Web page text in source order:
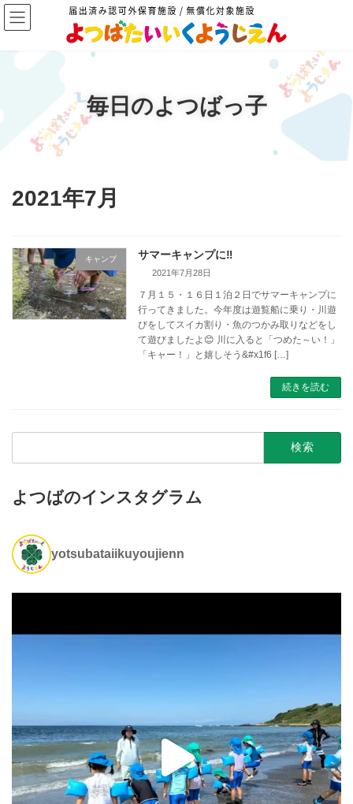
コ
ン
テ
ン
ナ
ビ
ゲ
ー
毎日のよつばっ子
2021年7月
キャンプ サマーキャンプに‼
2021年7月28日
７月１５・１６日１泊２日でサマーキャンプに
行ってきました。今年度は遊覧船に乗り・川遊
びをしてスイカ割り・魚のつかみ取りなどをし
て遊びましたよ😊 川に入ると「つめた～い！」
「キャー！」と嬉しそう&#x1f6 […]
続きを読む
検
よつばのインスタグラム
yotsubataiikuyoujienn